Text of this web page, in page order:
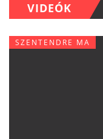
VIDEÓK
SZENTENDRE MA